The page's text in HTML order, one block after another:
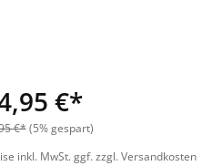
€*
€* (5% gespart)
inkl. MwSt. ggf. zzgl. Versandkosten